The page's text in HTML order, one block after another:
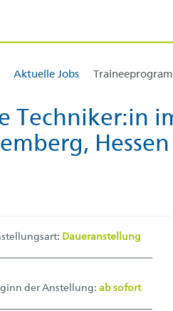
Aktuelle Jobs
Techniker:in
Daueranstellung
der Anstellung:ab sofort